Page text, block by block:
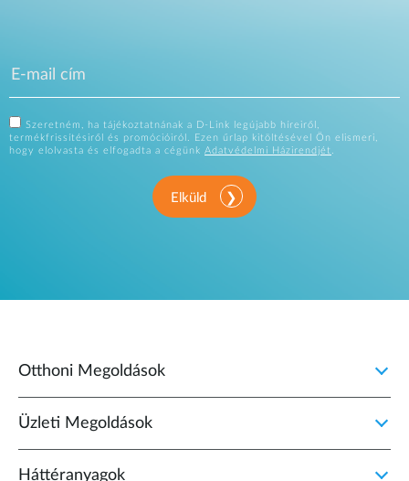
Szeretném, ha tájékoztatnának a D-Link legújabb híreiről,
termékfrissítésiről és promócióiról. Ezen űrlap kitöltésével Ön elismeri,
hogy elolvasta és elfogadta a cégünk Adatvédelmi Házirendjét.
Elküld
Otthoni Megoldások
Üzleti Megoldások
Háttéranyagok